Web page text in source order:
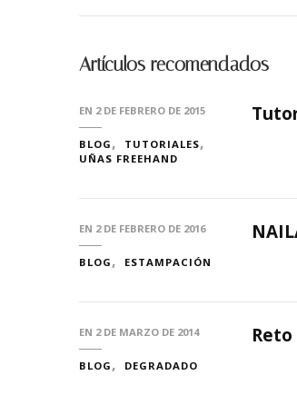
Artículos recomendados
EN 2 DE FEBRERO DE 2015
BLOG
TUTORIALES
UÑAS FREEHAND
EN 2 DE FEBRERO DE 2016
BLOG ESTAMPACIÓN
EN 2 DE MARZO DE 2014
BLOG DEGRADADO